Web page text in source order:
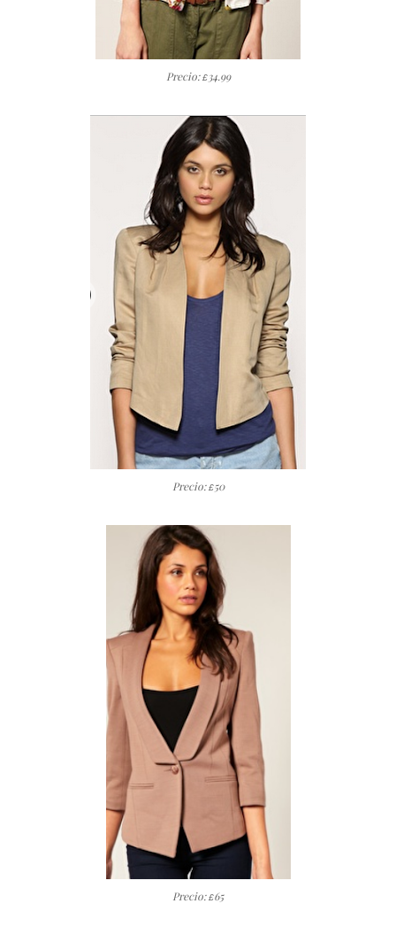
Precio:£34.99
Precio:£50
Precio:£65